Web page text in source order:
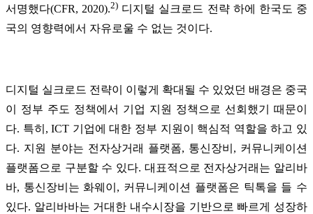
서명했다(CFR, 2020).2) 디지털 실크로드 전략 하에 한국도 중
국의 영향력에서 자유로울 수 없는 것이다.
디지털 실크로드 전략이 이렇게 확대될 수 있었던 배경은 중국
이 정부 주도 정책에서 기업 지원 정책으로 선회했기 때문이
다. 특히, ICT 기업에 대한 정부 지원이 핵심적 역할을 하고 있
다. 지원 분야는 전자상거래 플랫폼, 통신장비, 커뮤니케이션
플랫폼으로 구분할 수 있다. 대표적으로 전자상거래는 알리바
바, 통신장비는 화웨이, 커뮤니케이션 플랫폼은 틱톡을 들 수
있다. 알리바바는 거대한 내수시장을 기반으로 빠르게 성장하